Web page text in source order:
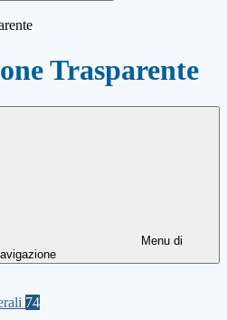
Trasparente
Menu di
74